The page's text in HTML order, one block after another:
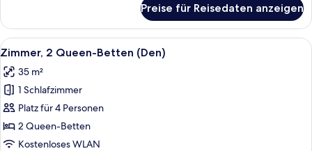
1 King-
Bett
(Den)
Preise für Reisedaten anzeigen
Alle
Fotos
für
Zimmer,
2 Queen-
Betten
(Den)
Ein Hotelzimmer mit zwei Betten,
4
Zimmer, 2 Queen-Betten (Den)
35 m²
1 Schlafzimmer
Platz für 4 Personen
2 Queen-Betten
Kostenloses WLAN